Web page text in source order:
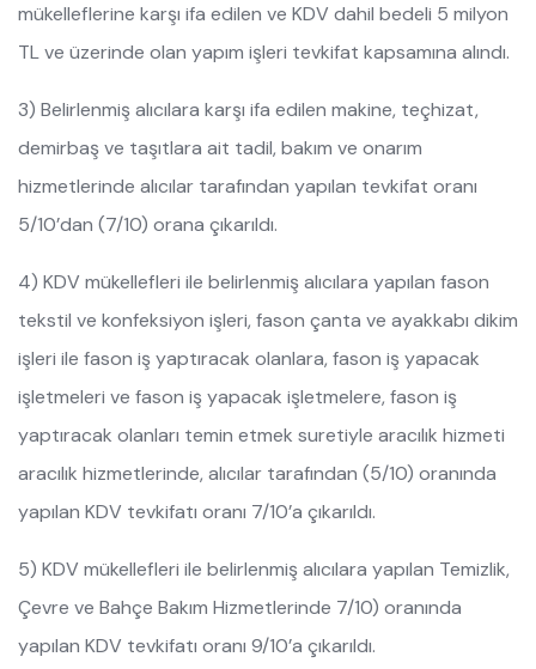
mükelleflerine karşı ifa edilen ve KDV dahil bedeli 5 milyon
TL ve üzerinde olan yapım işleri tevkifat kapsamına alındı.
3) Belirlenmiş alıcılara karşı ifa edilen makine, teçhizat,
demirbaş ve taşıtlara ait tadil, bakım ve onarım
hizmetlerinde alıcılar tarafından yapılan tevkifat oranı
5/10’dan (7/10) orana çıkarıldı.
4) KDV mükellefleri ile belirlenmiş alıcılara yapılan fason
tekstil ve konfeksiyon işleri, fason çanta ve ayakkabı dikim
işleri ile fason iş yaptıracak olanlara, fason iş yapacak
işletmeleri ve fason iş yapacak işletmelere, fason iş
yaptıracak olanları temin etmek suretiyle aracılık hizmeti
aracılık hizmetlerinde, alıcılar tarafından (5/10) oranında
yapılan KDV tevkifatı oranı 7/10’a çıkarıldı.
5) KDV mükellefleri ile belirlenmiş alıcılara yapılan Temizlik,
Çevre ve Bahçe Bakım Hizmetlerinde 7/10) oranında
yapılan KDV tevkifatı oranı 9/10’a çıkarıldı.